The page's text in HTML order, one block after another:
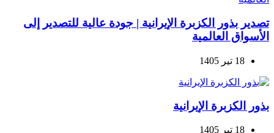
تصدير بذور الكزبرة الإيرانية | جودة عالية للتصدير إلى
الأسواق العالمية
18 تیر 1405
بذور الكزبرة الإيرانية
18 تیر 1405